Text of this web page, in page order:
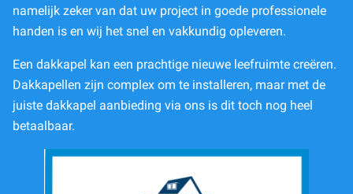
namelijk zeker van dat uw project in goede professionele
handen is en wij het snel en vakkundig opleveren.
Een dakkapel kan een prachtige nieuwe leefruimte creëren.
Dakkapellen zijn complex om te installeren, maar met de
juiste dakkapel aanbieding via ons is dit toch nog heel
betaalbaar.